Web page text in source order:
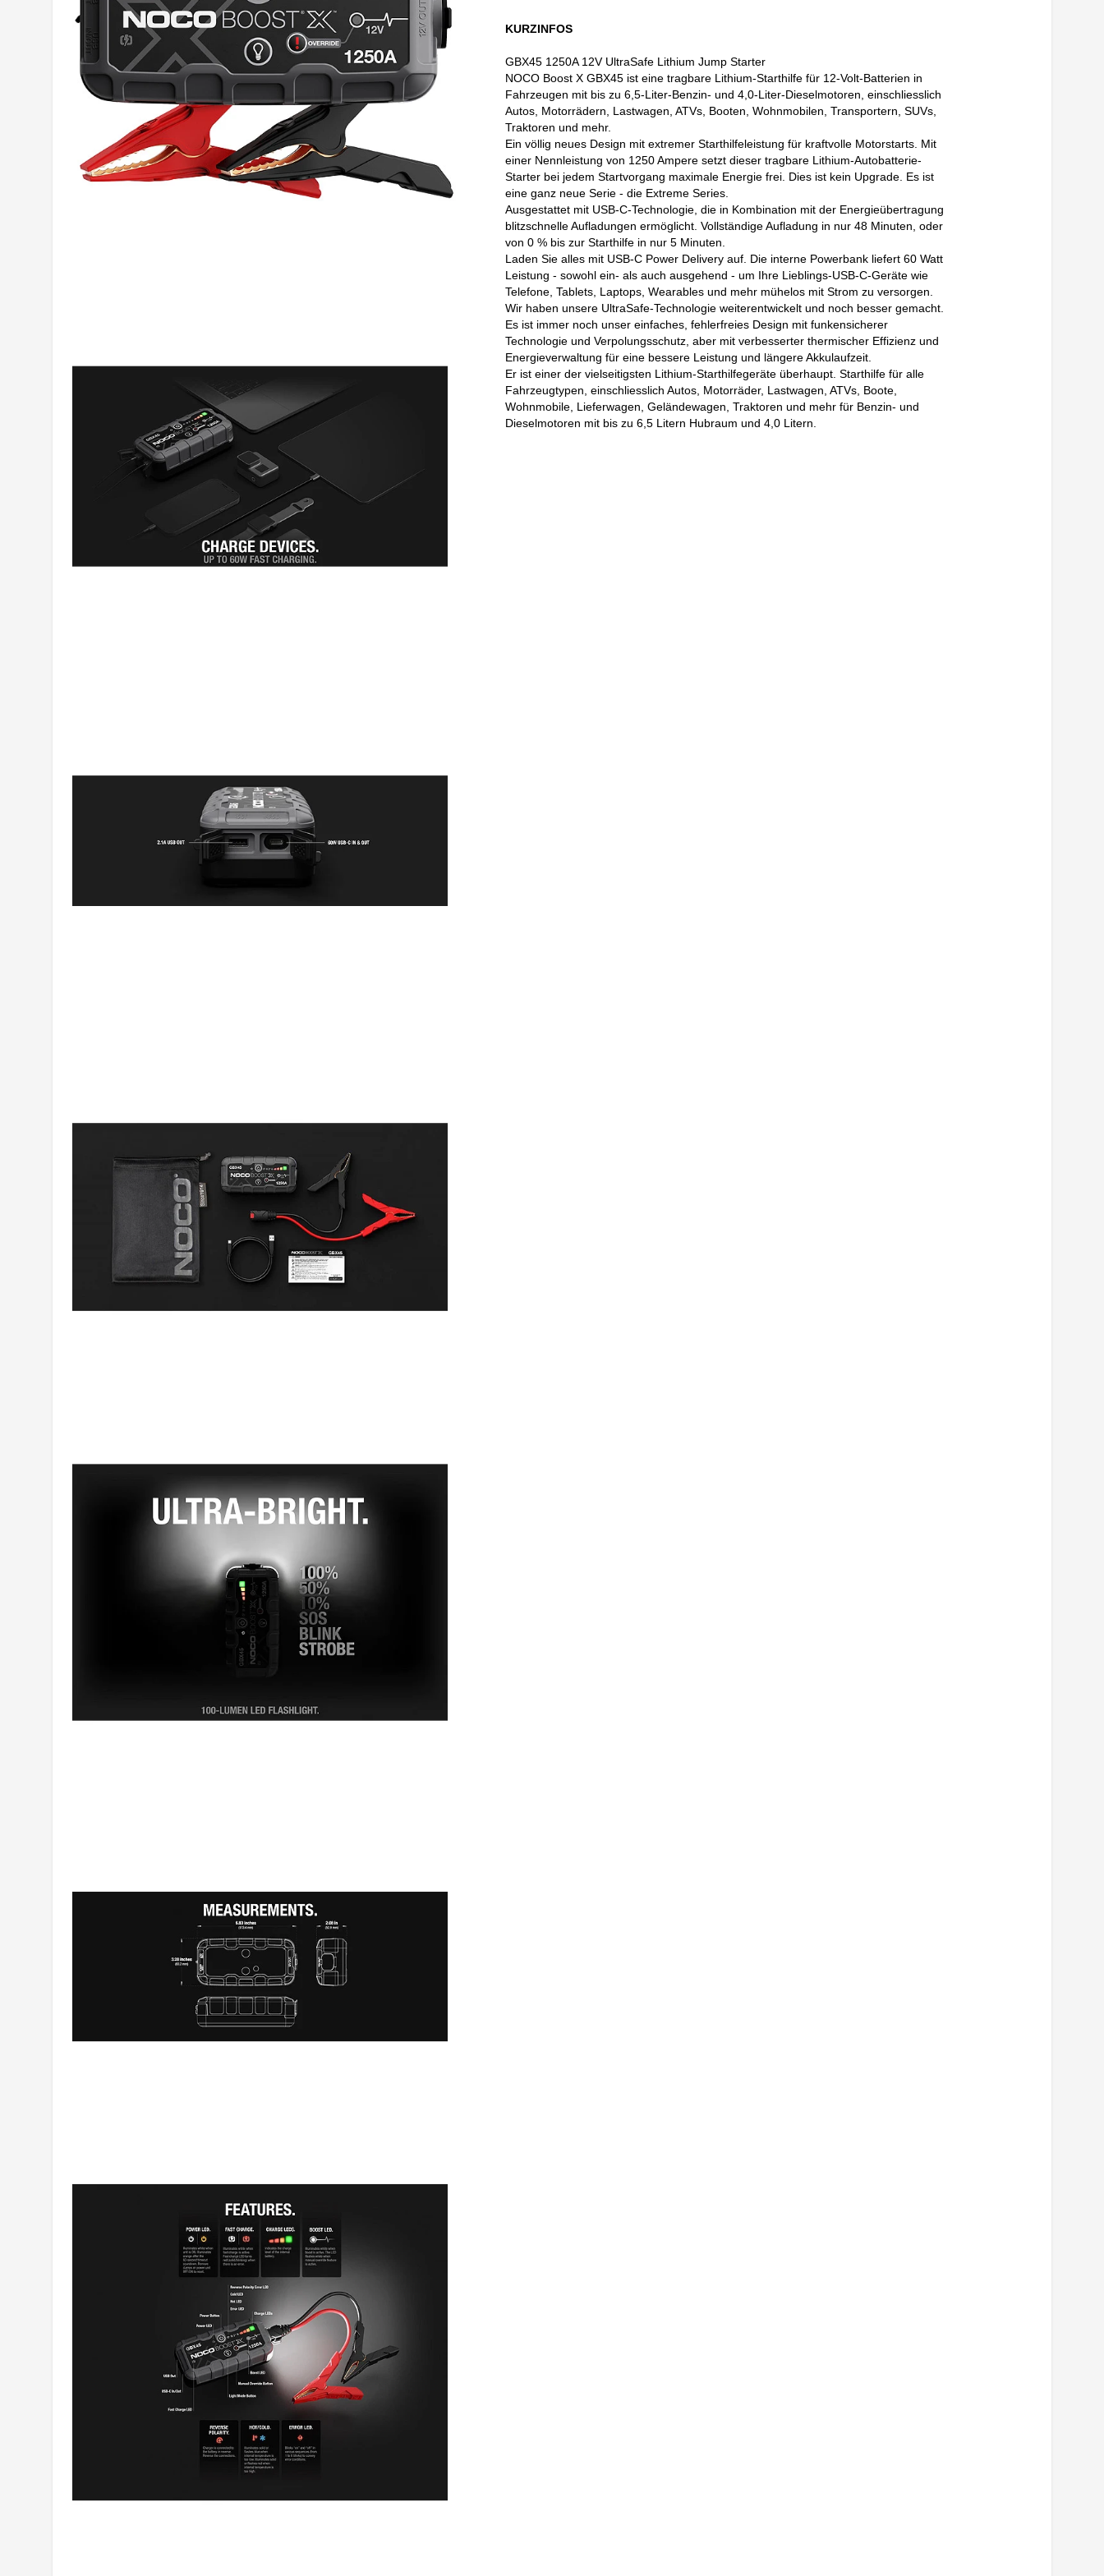
KURZINFOS
GBX45 1250A 12V UltraSafe Lithium Jump Starter
NOCO Boost X GBX45 ist eine tragbare Lithium-Starthilfe für 12-Volt-Batterien in
Fahrzeugen mit bis zu 6,5-Liter-Benzin- und 4,0-Liter-Dieselmotoren, einschliesslich
Autos, Motorrädern, Lastwagen, ATVs, Booten, Wohnmobilen, Transportern, SUVs,
Traktoren und mehr.
Ein völlig neues Design mit extremer Starthilfeleistung für kraftvolle Motorstarts. Mit
einer Nennleistung von 1250 Ampere setzt dieser tragbare Lithium-Autobatterie-
Starter bei jedem Startvorgang maximale Energie frei. Dies ist kein Upgrade. Es ist
eine ganz neue Serie - die Extreme Series.
Ausgestattet mit USB-C-Technologie, die in Kombination mit der Energieübertragung
blitzschnelle Aufladungen ermöglicht. Vollständige Aufladung in nur 48 Minuten, oder
von 0 % bis zur Starthilfe in nur 5 Minuten.
Laden Sie alles mit USB-C Power Delivery auf. Die interne Powerbank liefert 60 Watt
Leistung - sowohl ein- als auch ausgehend - um Ihre Lieblings-USB-C-Geräte wie
Telefone, Tablets, Laptops, Wearables und mehr mühelos mit Strom zu versorgen.
Wir haben unsere UltraSafe-Technologie weiterentwickelt und noch besser gemacht.
Es ist immer noch unser einfaches, fehlerfreies Design mit funkensicherer
Technologie und Verpolungsschutz, aber mit verbesserter thermischer Effizienz und
Energieverwaltung für eine bessere Leistung und längere Akkulaufzeit.
Er ist einer der vielseitigsten Lithium-Starthilfegeräte überhaupt. Starthilfe für alle
Fahrzeugtypen, einschliesslich Autos, Motorräder, Lastwagen, ATVs, Boote,
Wohnmobile, Lieferwagen, Geländewagen, Traktoren und mehr für Benzin- und
Dieselmotoren mit bis zu 6,5 Litern Hubraum und 4,0 Litern.